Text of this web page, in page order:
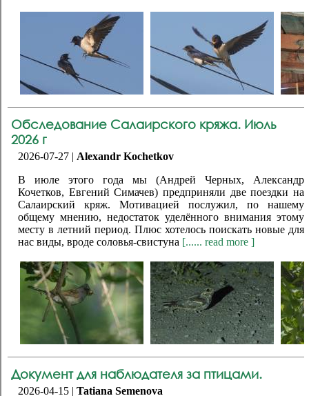
Обследование Салаирского кряжа. Июль
2026 г
2026-07-27 | Alexandr Kochetkov
В июле этого года мы (Андрей Черных, Александр
Кочетков, Евгений Симачев) предприняли две поездки на
Салаирский кряж. Мотивацией послужил, по нашему
общему мнению, недостаток уделённого внимания этому
месту в летний период. Плюс хотелось поискать новые для
нас виды, вроде соловья-свистуна [...... read more ]
Документ для наблюдателя за птицами.
2026-04-15 | Tatiana Semenova